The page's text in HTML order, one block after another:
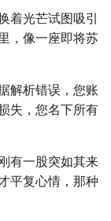
着光芒试图吸引
，像一座即将苏
解析错误，您账
失，您名下所有
有一股突如其来
平复心情，那种